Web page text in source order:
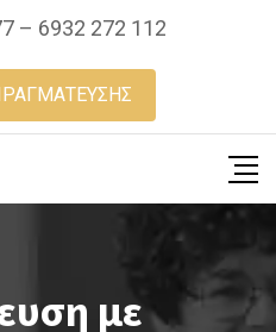
– 6932 272 112
με